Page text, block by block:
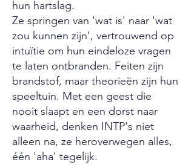
hun hartslag.
Ze springen van 'wat is' naar 'wat
zou kunnen zijn', vertrouwend op
intuïtie om hun eindeloze vragen
te laten ontbranden. Feiten zijn
brandstof, maar theorieën zijn hun
speeltuin. Met een geest die
nooit slaapt en een dorst naar
waarheid, denken INTP's niet
alleen na, ze heroverwegen alles,
één 'aha' tegelijk.